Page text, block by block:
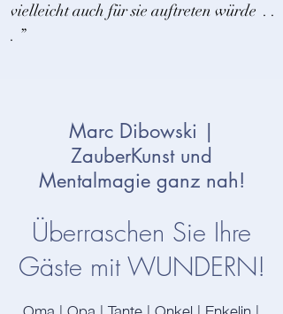
vielleicht auch für sie auftreten würde . .
. ”
Marc Dibowski |
ZauberKunst und
Mentalmagie ganz nah!
Überraschen Sie Ihre
Gäste mit WUNDERN!